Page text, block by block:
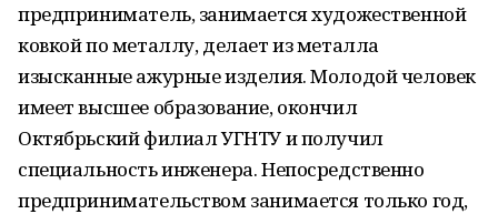
предприниматель, занимается художественной
ковкой по металлу, делает из металла
изысканные ажурные изделия. Молодой человек
имеет высшее образование, окончил
Октябрьский филиал УГНТУ и получил
специальность инженера. Непосредственно
предпринимательством занимается только год,